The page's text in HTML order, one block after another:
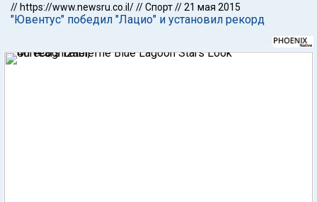
// https://www.newsru.co.il///Спорт//21 мая 2015
"Ювентус" победил "Лацио" и установил рекорд